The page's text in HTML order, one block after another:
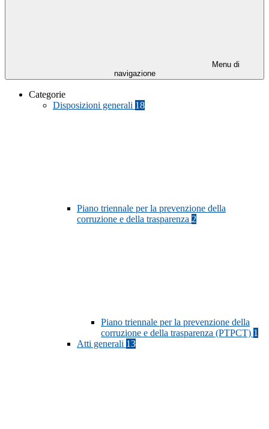
Menu di
navigazione
Categorie
Disposizioni generali 18
Piano triennale per la prevenzione della
corruzione e della trasparenza 2
Piano triennale per la prevenzione della
corruzione e della trasparenza (PTPCT) 1
Atti generali 13